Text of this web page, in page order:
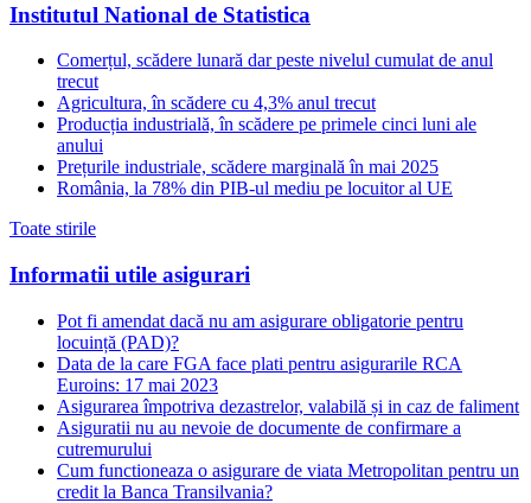
Institutul National de Statistica
Comerțul, scădere lunară dar peste nivelul cumulat de anul
trecut
Agricultura, în scădere cu 4,3% anul trecut
Producția industrială, în scădere pe primele cinci luni ale
anului
Prețurile industriale, scădere marginală în mai 2025
România, la 78% din PIB-ul mediu pe locuitor al UE
Toate stirile
Informatii utile asigurari
Pot fi amendat dacă nu am asigurare obligatorie pentru
locuință (PAD)?
Data de la care FGA face plati pentru asigurarile RCA
Euroins: 17 mai 2023
Asigurarea împotriva dezastrelor, valabilă și in caz de faliment
Asiguratii nu au nevoie de documente de confirmare a
cutremurului
Cum functioneaza o asigurare de viata Metropolitan pentru un
credit la Banca Transilvania?